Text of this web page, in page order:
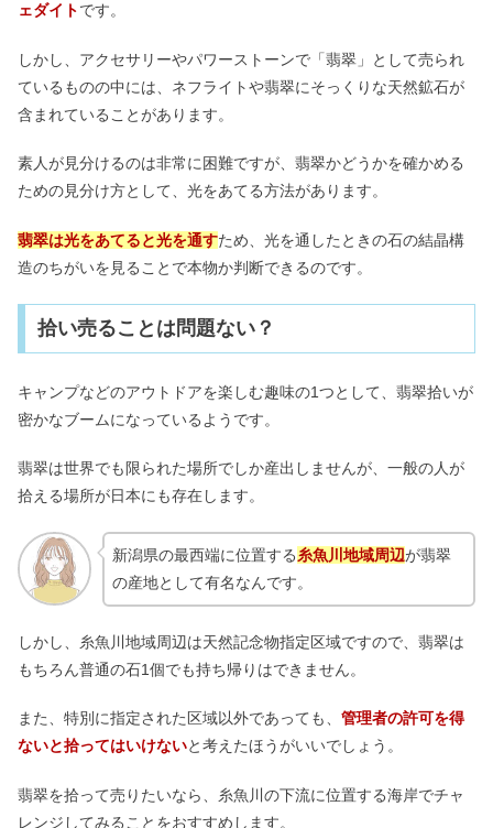
ェダイトです。
しかし、アクセサリーやパワーストーンで「翡翠」として売られ
ているものの中には、ネフライトや翡翠にそっくりな天然鉱石が
含まれていることがあります。
素人が見分けるのは非常に困難ですが、翡翠かどうかを確かめる
ための見分け方として、光をあてる方法があります。
翡翠は光をあてると光を通すため、光を通したときの石の結晶構
造のちがいを見ることで本物か判断できるのです。
拾い売ることは問題ない？
キャンプなどのアウトドアを楽しむ趣味の1つとして、翡翠拾いが
密かなブームになっているようです。
翡翠は世界でも限られた場所でしか産出しませんが、一般の人が
拾える場所が日本にも存在します。
新潟県の最西端に位置する糸魚川地域周辺が翡翠
の産地として有名なんです。
しかし、糸魚川地域周辺は天然記念物指定区域ですので、翡翠は
もちろん普通の石1個でも持ち帰りはできません。
また、特別に指定された区域以外であっても、 管理者の許可を得
ないと拾ってはいけないと考えたほうがいいでしょう。
翡翠を拾って売りたいなら、糸魚川の下流に位置する海岸でチャ
レンジしてみることをおすすめします。